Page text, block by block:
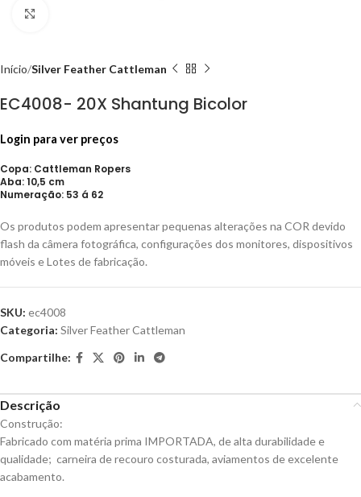
Início Silver Feather Cattleman
EC4008- 20X Shantung Bicolor
Login para ver preços
Copa: Cattleman Ropers
Aba: 10,5 cm
Numeração: 53 á 62
Os produtos podem apresentar pequenas alterações na COR devido
flash da câmera fotográfica, configurações dos monitores, dispositivos
móveis e Lotes de fabricação.
SKU: ec4008
Categoria: Silver Feather Cattleman
Compartilhe:
Descrição
Construção:
Fabricado com matéria prima IMPORTADA, de alta durabilidade e
qualidade; carneira de recouro costurada, aviamentos de excelente
acabamento.